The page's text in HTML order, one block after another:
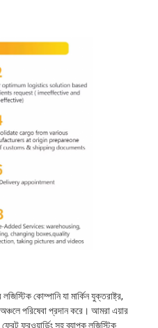
কোম্পানি যা মার্কিন যুক্তরাষ্ট্র,
পরিষেবা প্রদান করে। আমরা এয়ার
ফরওয়ার্ডিং সহ ব্যাপক লজিস্টিক